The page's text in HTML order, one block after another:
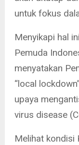
untuk fokus
Menyikapi hal
Pemuda
menyatakan
“local
upaya
virus disease
Melihat kondisi